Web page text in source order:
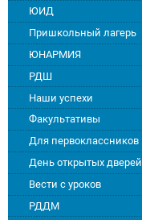
ЮИД
Пришкольный лагерь
ЮНАРМИЯ
РДШ
Наши успехи
Факультативы
Для первоклассников
День открытых дверей
Вести с уроков
РДДМ